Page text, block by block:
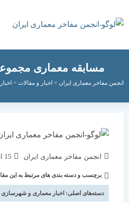
مسابقه معماری مجموعه
مفاخر معماری ایران > اخبار و مقالات>اخبار
انجمن مفاخر معماری ایران
نوشته
شده
است:
15 اردیبهشت 1401
برچسب و دسته بندی های مرتبط به این مقاله:
دسته‌های اصلی:اخبار معماری و شهرسازی